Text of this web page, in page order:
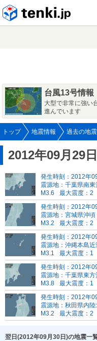
台風13号情報
大型で非常に強い
進んでいます
トップ 地震情報 過去の地
2012年09月29
発生時刻：2012年
震源地：千葉県南東
M3.6
最大震度：2
発生時刻：2012年
震源地：宮城県沖頃
M3.2
最大震度：2
発生時刻：2012年
震源地：沖縄本島近
M3.1
最大震度：1
発生時刻：2012年
震源地：千葉県東方
M3.8
最大震度：1
発生時刻：2012年
震源地：秋田県内陸
M3.2
最大震度：2
翌日(2012年09月30日)の地震一